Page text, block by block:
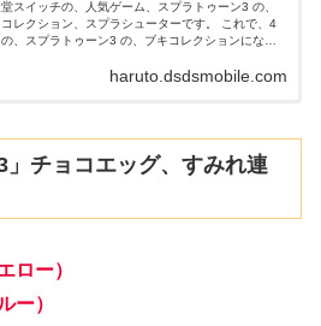
スイッチの、人気ゲーム、スプラトゥーン3 の、
コレクション、スプラシューターです。 これで、4
、スプラトゥーン3 の、ブキコレクションになり
いので、すべて揃えるのには、時間がかかりそうで
haruto.dsdsmobile.com
」チョコエッグ、すみれ連
ロー）
ー）